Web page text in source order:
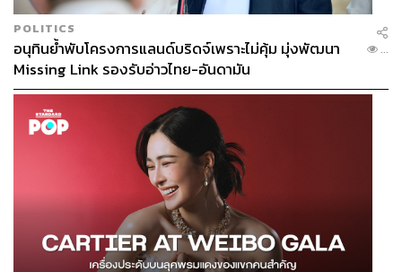
POLITICS
อนุทินย้ำพับโครงการแลนด์บริดจ์เพราะไม่คุ้ม มุ่งพัฒนา
Missing Link รองรับอ่าวไทย-อันดามัน
...